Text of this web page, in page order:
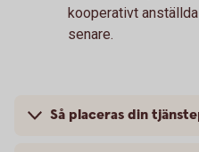
kooperativt
senare.
Så placeras din